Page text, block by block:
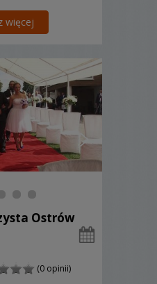
kamerowy ,
więcej
Ostrów
(0 opinii)